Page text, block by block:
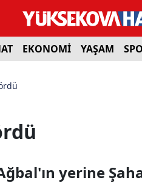
EKONOMİ YAŞAM
yerine